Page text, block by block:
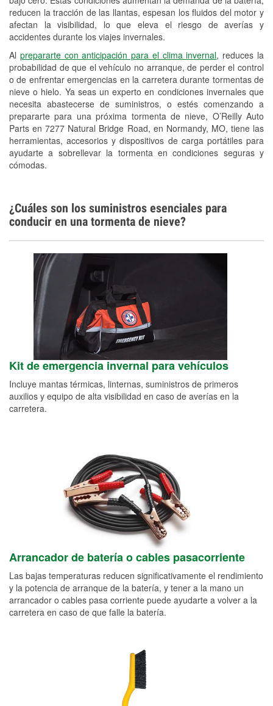
reducen la tracción de las llantas, espesan los fluidos del motor y
afectan la visibilidad, lo que eleva el riesgo de averías y
accidentes durante los viajes invernales.
Al prepararte con anticipación para el clima invernal, reduces la
probabilidad de que el vehículo no arranque, de perder el control
o de enfrentar emergencias en la carretera durante tormentas de
nieve o hielo. Ya seas un experto en condiciones invernales que
necesita abastecerse de suministros, o estés comenzando a
prepararte para una próxima tormenta de nieve, O’Reilly Auto
Parts en 7277 Natural Bridge Road, en Normandy, MO, tiene las
herramientas, accesorios y dispositivos de carga portátiles para
ayudarte a sobrellevar la tormenta en condiciones seguras y
cómodas.
Rectificación de tambores y discos de
freno
Snowstorm Supplies
Tornado Supplies
Conoce más
¿Cuáles son los suministros esenciales para
conducir en una tormenta de nieve?
Kit de emergencia invernal para vehículos
Incluye mantas térmicas, linternas, suministros de primeros
auxilios y equipo de alta visibilidad en caso de averías en la
carretera.
Arrancador de batería o cables pasacorriente
Las bajas temperaturas reducen significativamente el rendimiento
y la potencia de arranque de la batería, y tener a la mano un
arrancador o cables pasa corriente puede ayudarte a volver a la
carretera en caso de que falle la batería.